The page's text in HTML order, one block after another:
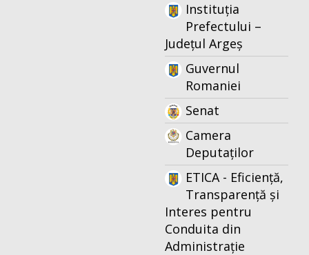
Instituția
Prefectului –
Județul Argeș
Guvernul
Romaniei
Senat
Camera
Deputaților
ETICA - Eficiență,
Transparență și
Interes pentru
Conduita din
Administrație